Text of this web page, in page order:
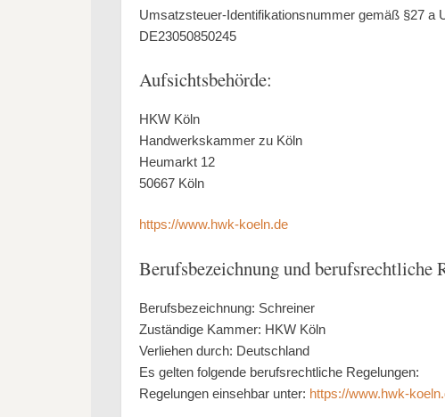
Umsatzsteuer-Identifikationsnummer gemäß §27 a
DE23050850245
Aufsichtsbehörde:
HKW Köln
Handwerkskammer zu Köln
Heumarkt 12
50667 Köln
https://www.hwk-koeln.de
Berufsbezeichnung und berufsrechtliche
Berufsbezeichnung: Schreiner
Zuständige Kammer: HKW Köln
Verliehen durch: Deutschland
Es gelten folgende berufsrechtliche Regelungen:
Regelungen einsehbar unter: https://www.hwk-